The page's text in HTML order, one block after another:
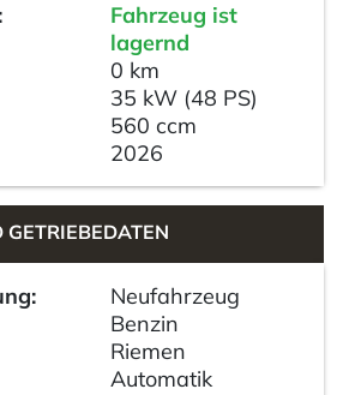
Fahrzeug ist
lagernd
0 km
35 kW (48 PS)
560 ccm
2026
GETRIEBEDATEN
Neufahrzeug
Benzin
Riemen
Automatik